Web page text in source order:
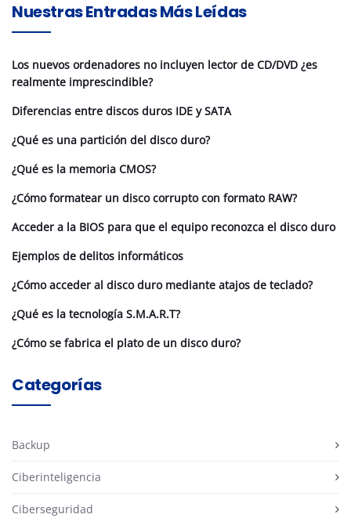
Nuestras Entradas Más Leídas
Los nuevos ordenadores no incluyen lector de CD/DVD ¿es
realmente imprescindible?
Diferencias entre discos duros IDE y SATA
¿Qué es una partición del disco duro?
¿Qué es la memoria CMOS?
¿Cómo formatear un disco corrupto con formato RAW?
Acceder a la BIOS para que el equipo reconozca el disco duro
Ejemplos de delitos informáticos
¿Cómo acceder al disco duro mediante atajos de teclado?
¿Qué es la tecnología S.M.A.R.T?
¿Cómo se fabrica el plato de un disco duro?
Categorías
Backup
Ciberinteligencia
Ciberseguridad